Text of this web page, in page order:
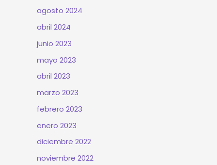
agosto 2024
abril 2024
junio 2023
mayo 2023
abril 2023
marzo 2023
febrero 2023
enero 2023
diciembre 2022
noviembre 2022